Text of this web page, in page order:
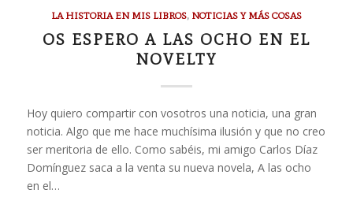
LA HISTORIA EN MIS LIBROS, NOTICIAS Y MÁS COSAS
OS ESPERO A LAS OCHO EN EL
NOVELTY
Hoy quiero compartir con vosotros una noticia, una gran
noticia. Algo que me hace muchísima ilusión y que no creo
ser meritoria de ello. Como sabéis, mi amigo Carlos Díaz
Domínguez saca a la venta su nueva novela, A las ocho
en el…